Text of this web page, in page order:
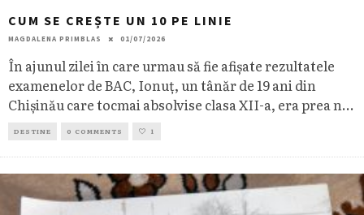
CUM SE CREȘTE UN 10 PE LINIE
MAGDALENA PRIMBLAS 01/07/2026
În ajunul zilei în care urmau să fie afișate rezultatele
examenelor de BAC, Ionuț, un tânăr de 19 ani din
Chișinău care tocmai absolvise clasa XII-a, era prea n...
DESTINE 0 COMMENTS 1